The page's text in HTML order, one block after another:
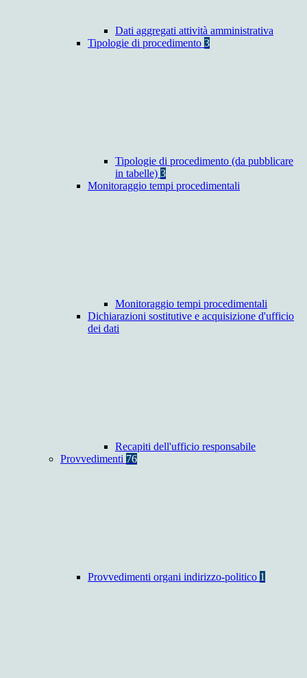
Dati aggregati attività amministrativa
Tipologie di procedimento 3
Tipologie di procedimento (da pubblicare
in tabelle) 3
Monitoraggio tempi procedimentali
Monitoraggio tempi procedimentali
Dichiarazioni sostitutive e acquisizione d'ufficio
dei dati
Recapiti dell'ufficio responsabile
Provvedimenti 76
Provvedimenti organi indirizzo-politico 1